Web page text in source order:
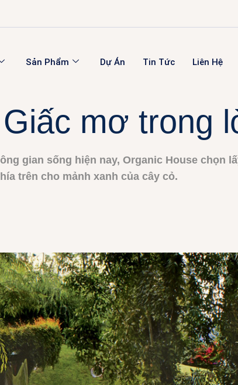
Sản Phẩm Dự Án Tin Tức Liên Hệ
mơ trong
gian sống hiện nay, Organic House chọn
trên cho mảnh xanh của cây cỏ.